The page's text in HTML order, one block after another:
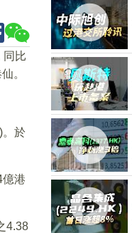
同比
。
。於
港
4.38